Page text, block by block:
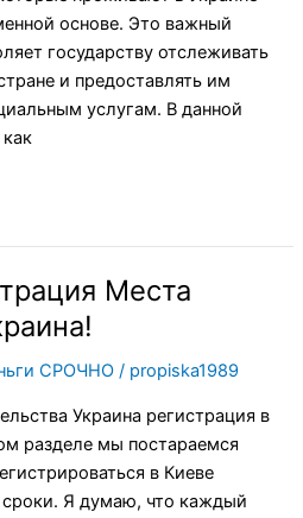
основе. Это важный
государству отслеживать
и предоставлять им
услугам. В данной
Места
СРОЧНО / propiska1989
Украина регистрация в
разделе мы постараемся
в Киеве
Я думаю, что каждый